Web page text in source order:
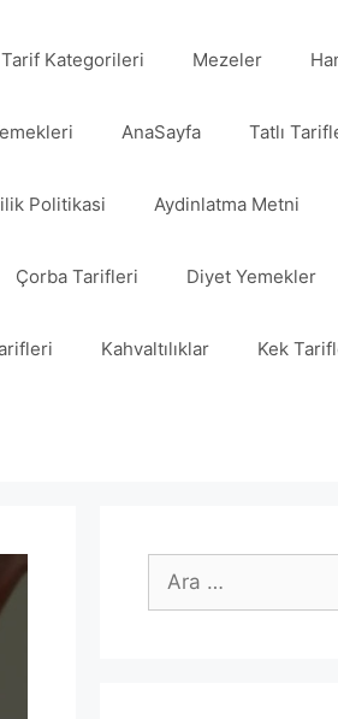
Tarif Kategorileri Mezeler
AnaSayfa Tatlı
Politikasi Aydinlatma Metni
Çorba Tarifleri Diyet Yemekler
Kahvaltılıklar Kek
için